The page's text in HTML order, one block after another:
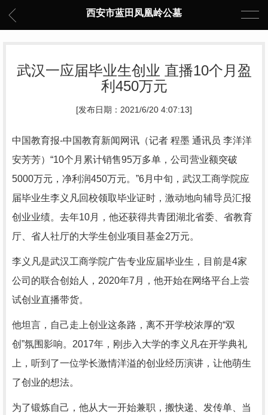
西安市蓝田凤凰岭公墓
武汉一应届毕业生创业 直播10个月盈
利450万元
[发布日期：2021/6/20 4:07:13]
中国教育报-中国教育新闻网讯（记者 程墨 通讯员 李洋洋
安芳芳）“10个月累计销售95万多单，公司营业额突破
5000万元，净利润450万元。”6月中旬，武汉工商学院应
届毕业生李义凡回校领取毕业证时，激动地向辅导员汇报
创业业绩。去年10月，他还获得共青团湖北省委、省教育
厅、省人社厅的大学生创业项目基金2万元。
李义凡是武汉工商学院广告专业应届毕业生，目前是4家
公司的联合创始人，2020年7月，他开始在网络平台上尝
试创业直播带货。
他坦言，自己走上创业这条路，离不开学校浓厚的“双
创”氛围影响。2017年，刚步入大学的李义凡在开学典礼
上，听到了一位学长激情洋溢的创业经历演讲，让他萌生
了创业的想法。
为了锻炼自己，他从大一开始兼职，搬快递、发传单、当